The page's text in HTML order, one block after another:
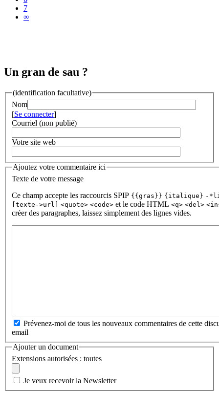
7
∞
Un gran de sau ?
(identification facultative)
Nom
[Se connecter]
Courriel (non publié)
Votre site web
Ajoutez votre commentaire ici
Texte de votre message
Ce champ accepte les raccourcis SPIP {{gras}} {italique} -
[texte->url]
<quote> <code> et le code HTML <q> <del>
créer des paragraphes, laissez simplement des lignes vides.
Prévenez-moi de tous les nouveaux commentaires de cette
email
Ajouter un document
Extensions autorisées : toutes
Je veux recevoir la Newsletter